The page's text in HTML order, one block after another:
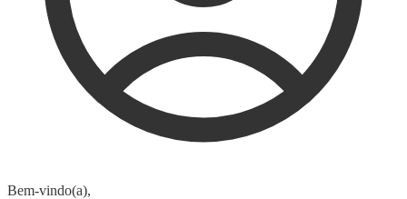
Bem-vindo(a),